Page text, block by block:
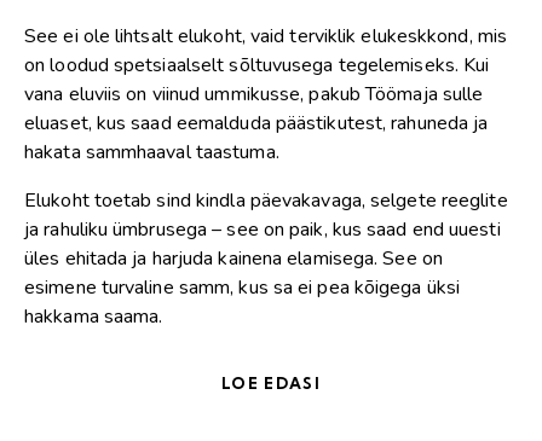
See ei ole lihtsalt elukoht, vaid terviklik elukeskkond, mis
on loodud spetsiaalselt sõltuvusega tegelemiseks. Kui
vana eluviis on viinud ummikusse, pakub Töömaja sulle
eluaset, kus saad eemalduda päästikutest, rahuneda ja
hakata sammhaaval taastuma.
Elukoht toetab sind kindla päevakavaga, selgete reeglite
ja rahuliku ümbrusega – see on paik, kus saad end uuesti
üles ehitada ja harjuda kainena elamisega. See on
esimene turvaline samm, kus sa ei pea kõigega üksi
hakkama saama.
LOE EDASI